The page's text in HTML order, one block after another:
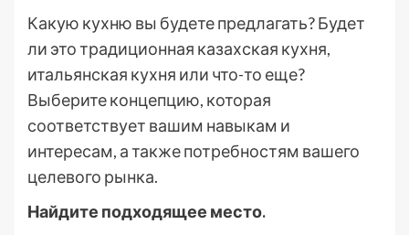
Какую кухню вы будете предлагать? Будет
ли это традиционная казахская кухня,
итальянская кухня или что-то еще?
Выберите концепцию, которая
соответствует вашим навыкам и
интересам, а также потребностям вашего
целевого рынка.
Найдите подходящее место.